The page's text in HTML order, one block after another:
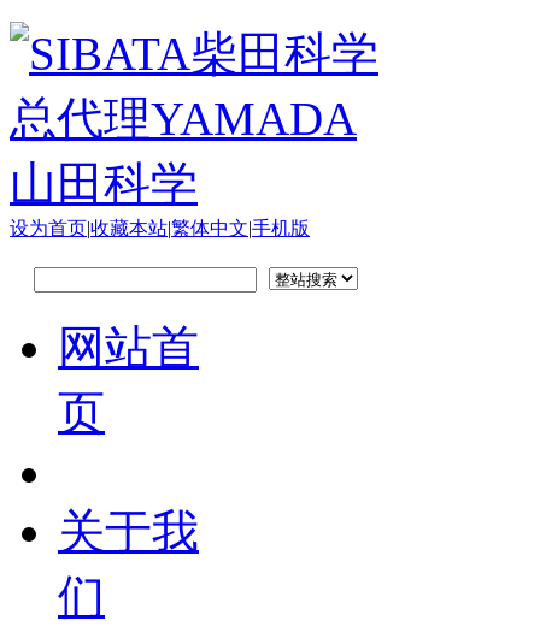
设为首页|收藏本站|繁体中文|手机版
网站首
页
关于我
们